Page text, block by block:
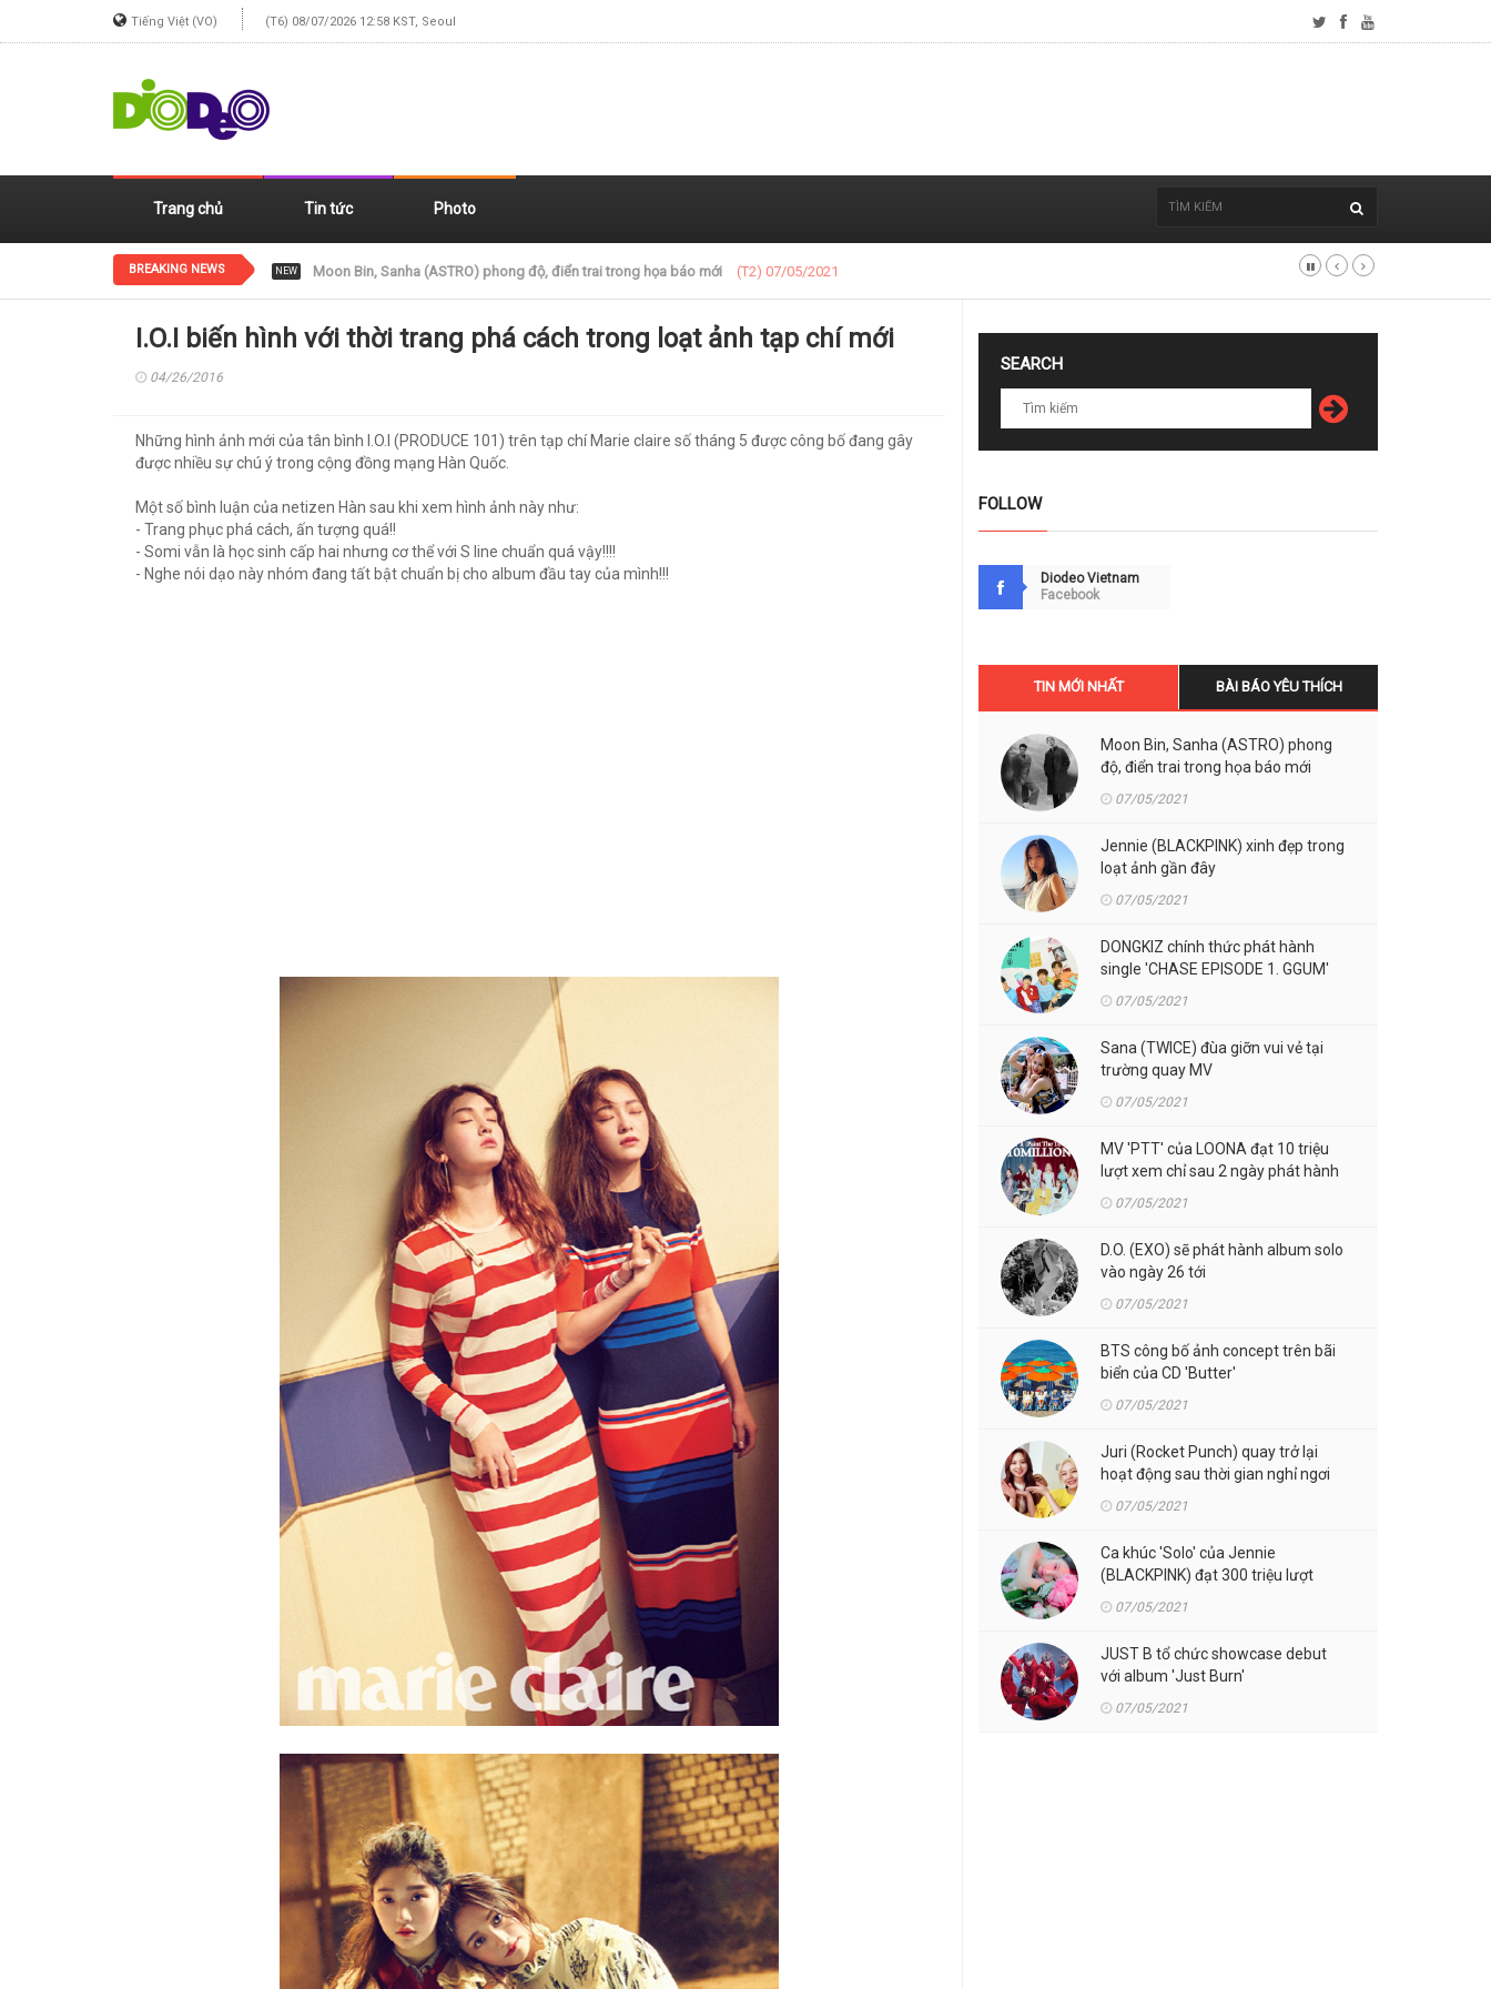
Tiếng Việt (VO) (T6) 08/07/2026 12:58 KST, Seoul
Trang chủ Tin tức Photo
BREAKING NEWS NEW Jennie (BLACKPINK) xinh đẹp trong loạt ảnh gần đây (T2) 07/05/2021
I.O.I biến hình với thời trang phá cách trong loạt ảnh tạp chí mới
04/26/2016
Những hình ảnh mới của tân bình I.O.I (PRODUCE 101) trên tạp chí Marie claire số tháng 5 được công bố đang gây
được nhiều sự chú ý trong cộng đồng mạng Hàn Quốc.
Một số bình luận của netizen Hàn sau khi xem hình ảnh này như:
- Trang phục phá cách, ấn tượng quá!!
- Somi vẫn là học sinh cấp hai nhưng cơ thể với S line chuẩn quá vậy!!!!
- Nghe nói dạo này nhóm đang tất bật chuẩn bị cho album đầu tay của mình!!!
SEARCH
FOLLOW
Diodeo Vietnam
Facebook
TIN MỚI NHẤT BÀI BÁO YÊU THÍCH
Moon Bin, Sanha (ASTRO) phong
độ, điển trai trong họa báo mới
07/05/2021
Jennie (BLACKPINK) xinh đẹp trong
loạt ảnh gần đây
07/05/2021
DONGKIZ chính thức phát hành
single 'CHASE EPISODE 1. GGUM'
07/05/2021
Sana (TWICE) đùa giỡn vui vẻ tại
trường quay MV
07/05/2021
MV 'PTT' của LOONA đạt 10 triệu
lượt xem chỉ sau 2 ngày phát hành
07/05/2021
D.O. (EXO) sẽ phát hành album solo
vào ngày 26 tới
07/05/2021
BTS công bố ảnh concept trên bãi
biển của CD 'Butter'
07/05/2021
Juri (Rocket Punch) quay trở lại
hoạt động sau thời gian nghỉ ngơi
07/05/2021
Ca khúc 'Solo' của Jennie
(BLACKPINK) đạt 300 triệu lượt
07/05/2021
JUST B tổ chức showcase debut
với album 'Just Burn'
07/05/2021